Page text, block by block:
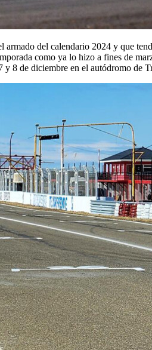
del calendario 2024 y que
como ya lo hizo a fines de
8 de diciembre en el autódromo